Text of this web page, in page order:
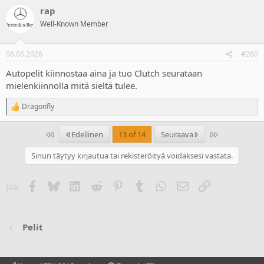
i
s
rap
Well-Known Member
06.06.2026 #260
Autopelit kiinnostaa aina ja tuo Clutch seurataan
mielenkiinnolla mitä sieltä tulee.
R
e
s
Dragonfly
Ensimmäinen
Edellinen 13 of 14 Seuraava Last
Sinun täytyy kirjautua tai rekisteröityä voidaksesi vastata.
Jaa: Facebook
BlueskyLinkedIn
Reddit PinterestTumblr WhatsApp
Sähköposti
Linkki
Pelit